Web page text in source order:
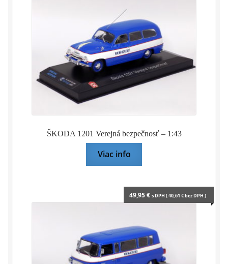
ŠKODA 1201 Verejná bezpečnosť – 1:43
Viac info
49,95€ s DPH (40,61 €bez DPH )